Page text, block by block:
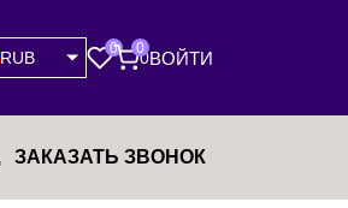
RUB
0 0
0ВОЙТИ
ЗАКАЗАТЬ ЗВОНОК